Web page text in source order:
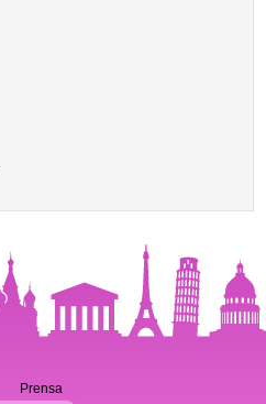
Prensa